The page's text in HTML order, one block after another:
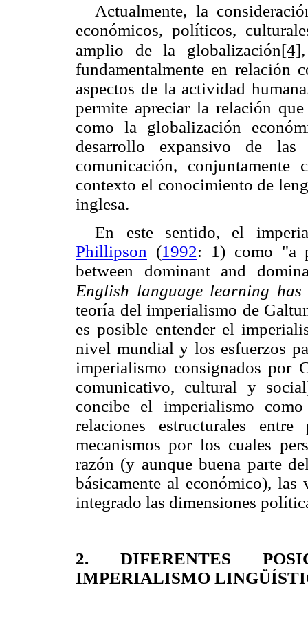
Actualmente, la
económicos, políticos,
amplio de la globalización[4]
fundamentalmente en relación
aspectos de la actividad
permite apreciar la relación que
como la globalización
desarrollo expansivo de
comunicación,
contexto el conocimiento de
inglesa.
En este sentido, el
Phillipson (1992: 1) como "a
between dominant and
English language learning has
teoría del imperialismo de
es posible entender el
nivel mundial y los esfuerzos
imperialismo consignados por
comunicativo, cultural y
concibe el imperialismo
relaciones estructurales
mecanismos por los cuales
razón (y aunque buena parte
básicamente al económico), las
integrado las dimensiones
2. DIFERENTES
IMPERIALISMO